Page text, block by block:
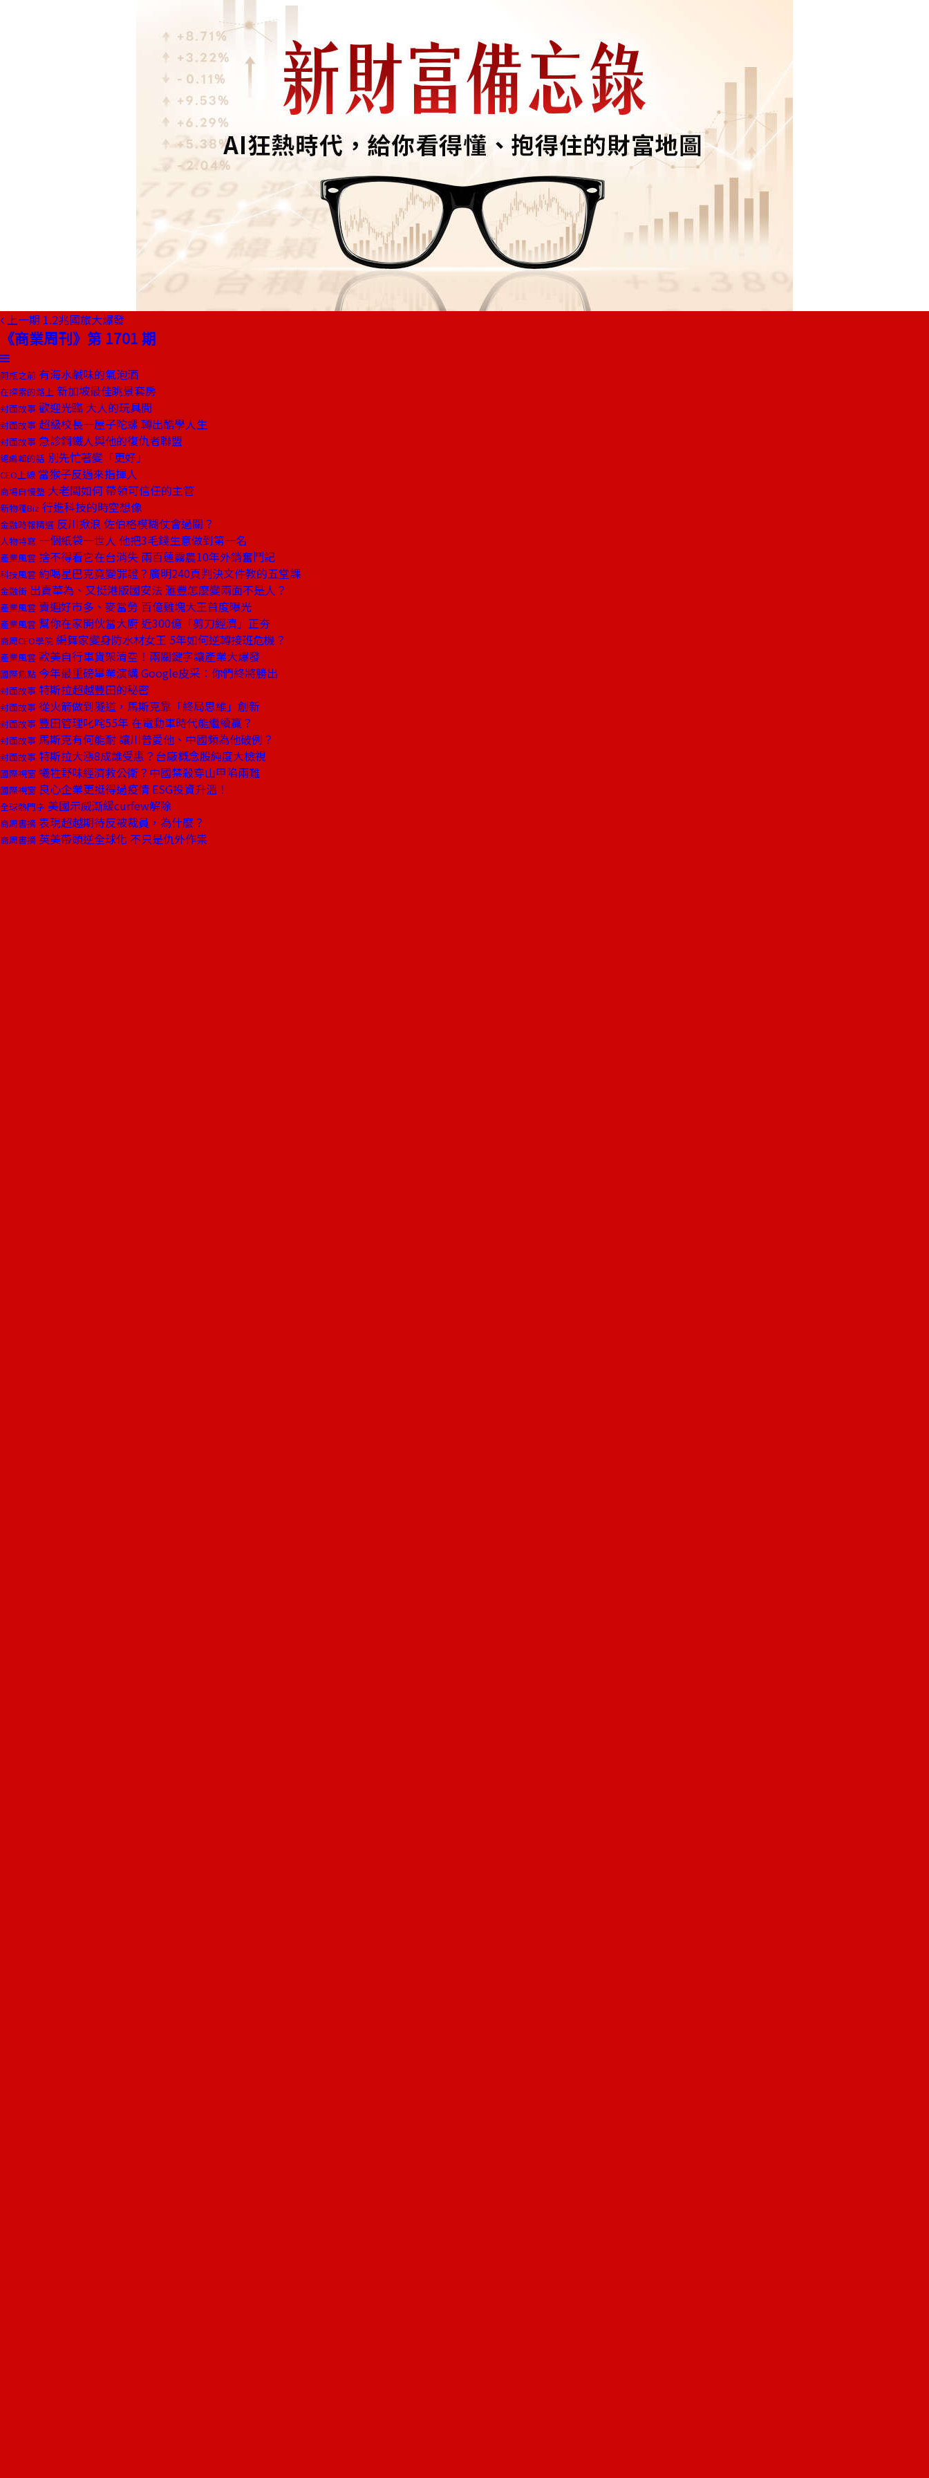
上一期 1.2兆國旅大爆發
《商業周刊》第 1701 期
開瓶之前 有海水鹹味的氣泡酒
在探索的路上 新加坡最佳眺景套房
封面故事 歡迎光臨 大人的玩具間
封面故事 超級校長一屋子陀螺 轉出酷學人生
封面故事 急診鋼鐵人與他的復仇者聯盟
總編輯的話 別先忙著變「更好」
CEO上線 當猴子反過來指揮人
商場自慢塾 大老闆如何 帶領可信任的主管
新物種Biz 行進科技的時空想像
金融時報精選 反川掀浪 佐伯格模糊仗會過關？
人物特寫 一個紙袋一世人 他把3毛錢生意做到第一名
產業風雲 捨不得看它在台消失 兩百蓮霧農10年外銷奮鬥記
科技風雲 約喝星巴克竟變罪證？廣明240頁判決文件教的五堂課
金融街 出賣華為、又挺港版國安法 滙豐怎麼變兩面不是人？
產業風雲 賣遍好市多、麥當勞 百億雞塊大王首度曝光
產業風雲 幫你在家開伙當大廚 近300億「剪刀經濟」正夯
商周CEO學院 編舞家變身防水材女王 5年如何逆轉接班危機？
產業風雲 歐美自行車貨架清空！兩關鍵字讓產業大爆發
國際焦點 今年最重磅畢業演講 Google皮采：你們終將勝出
封面故事 特斯拉超越豐田的秘密
封面故事 從火箭做到隧道，馬斯克靠「終局思維」創新
封面故事 豐田管理叱咤55年 在電動車時代能繼續贏？
封面故事 馬斯克有何能耐 讓川普愛他、中國頻為他破例？
封面故事 特斯拉大漲8成誰受惠？台廠概念股純度大檢視
國際視窗 犧牲野味經濟救公衛？中國禁殺穿山甲陷兩難
國際視窗 良心企業更挺得過疫情 ESG投資升溫！
全球熱門字 美國示威漸緩curfew解除
商周書摘 表現超越期待反被裁員，為什麼？
商周書摘 英美帶頭逆全球化 不只是仇外作祟